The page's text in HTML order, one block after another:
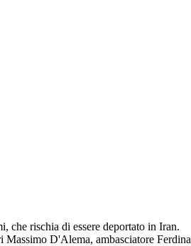
che rischia di essere deportato in Iran.
D'Alema, ambasciatore